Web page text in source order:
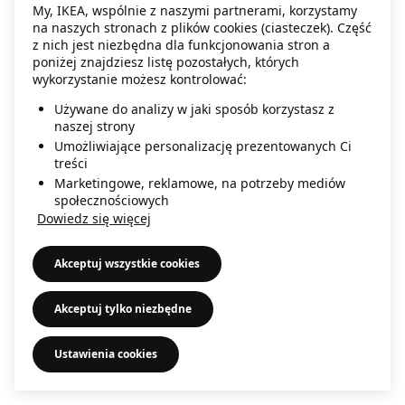
information).
My, IKEA, wspólnie z naszymi partnerami, korzystamy
na naszych stronach z plików cookies (ciasteczek). Część
z nich jest niezbędna dla funkcjonowania stron a
poniżej znajdziesz listę pozostałych, których
wykorzystanie możesz kontrolować:
Używane do analizy w jaki sposób korzystasz z
naszej strony
Umożliwiające personalizację prezentowanych Ci
treści
Marketingowe, reklamowe, na potrzeby mediów
społecznościowych
Dowiedz się więcej
Akceptuj wszystkie cookies
Akceptuj tylko niezbędne
Ustawienia cookies